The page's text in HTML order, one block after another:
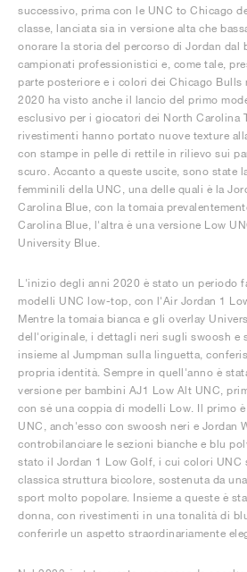
successivo, prima con le UNC to Chicago
classe, lanciata sia in versione alta che
onorare la storia del percorso di Jordan dal
campionati professionistici e, come tale,
parte posteriore e i colori dei Chicago Bulls
2020 ha visto anche il lancio del primo
esclusivo per i giocatori dei North Carolina
rivestimenti hanno portato nuove texture
con stampe in pelle di rettile in rilievo sui
scuro. Accanto a queste uscite, sono state
femminili della UNC, una delle quali è la
Carolina Blue, con la tomaia
Carolina Blue, l'altra è una versione Low
University Blue.
L'inizio degli anni 2020 è stato un periodo
modelli UNC low-top, con l'Air Jordan 1
Mentre la tomaia bianca e gli overlay
dell'originale, i dettagli neri sugli swoosh e
insieme al Jumpman sulla linguetta,
propria identità. Sempre in quell'anno è
versione per bambini AJ1 Low Alt UNC,
con sé una coppia di modelli Low. Il primo
UNC, anch'esso con swoosh neri e Jordan
controbilanciare le sezioni bianche e blu
stato il Jordan 1 Low Golf, i cui colori UNC
classica struttura bicolore, sostenuta da
sport molto popolare. Insieme a queste è
donna, con rivestimenti in una tonalità di
conferirle un aspetto straordinariamente